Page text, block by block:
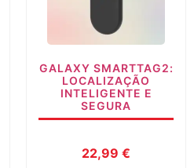
GALAXY SMARTTAG2:
LOCALIZAÇÃO
INTELIGENTE E
SEGURA
22,99 €